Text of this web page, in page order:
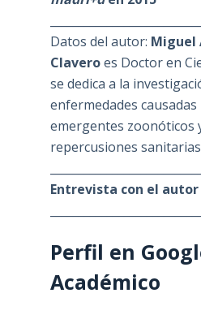
Datos del autor: Miguel
Claveroes Doctor en
se dedica a la
enfermedades
emergentes zoonóticos
repercusiones
Entrevista con el autor
Perfil en
Académico